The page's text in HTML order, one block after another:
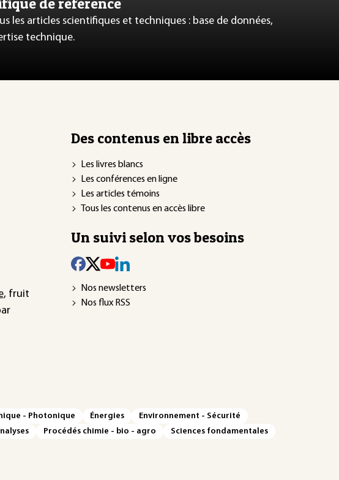
les articles scientifiques et techniques : base de données,
technique.
, fruit
Des contenus en libre accès
Les livres blancs
Les conférences en ligne
Les articles témoins
Tous les contenus en accès libre
Un suivi selon vos besoins
Nos newsletters
Nos flux RSS
- Photonique Énergies
Environnement - Sécurité
Procédés chimie - bio - agro
Sciences fondamentales